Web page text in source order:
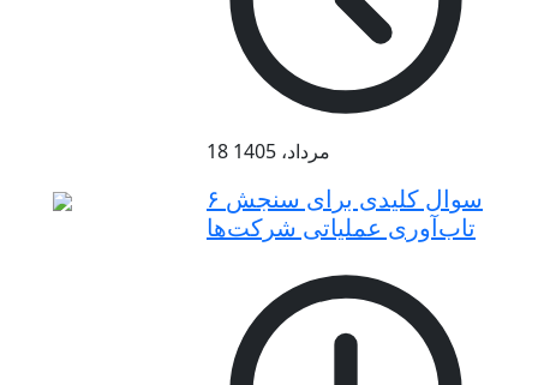
18 مرداد، 1405
۶ سوال کلیدی برای سنجش
تاب‌آوری عملیاتی شرکت‌ها